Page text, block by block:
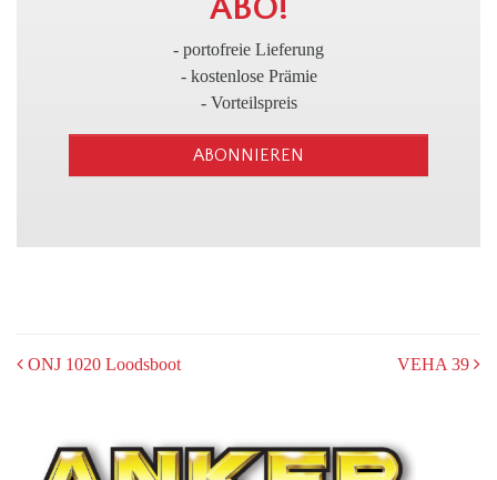
ABO!
- portofreie Lieferung
- kostenlose Prämie
- Vorteilspreis
ABONNIEREN
POST
ONJ 1020 Loodsboot VEHA 39